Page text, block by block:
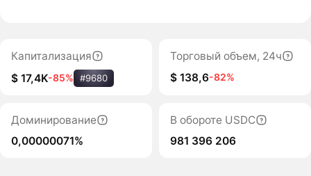
Капитализация
$ 17,4K-85% #9680
Торговый объем, 24ч
$ 138,6-82%
Доминирование
0,00000071%
В обороте USDC
981 396 206